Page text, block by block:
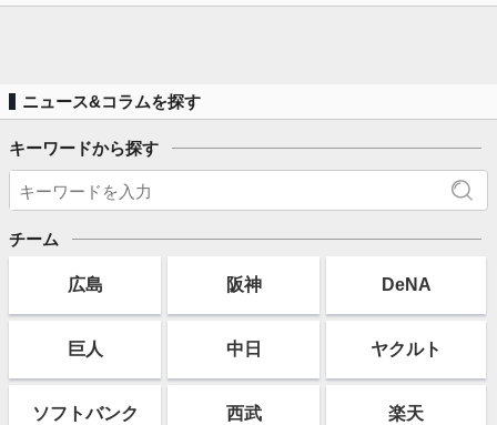
ニュース&コラムを探す
キーワードから探す
チーム
広島 阪神 DeNA
巨人 中日 ヤクルト
ソフトバンク 西武 楽天